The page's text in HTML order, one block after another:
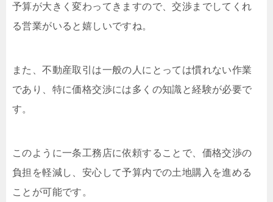
予算が大きく変わってきますので、交渉までしてくれ
る営業がいると嬉しいですね。
また、不動産取引は一般の人にとっては慣れない作業
であり、特に価格交渉には多くの知識と経験が必要で
す。
このように一条工務店に依頼することで、価格交渉の
負担を軽減し、安心して予算内での土地購入を進める
ことが可能です。